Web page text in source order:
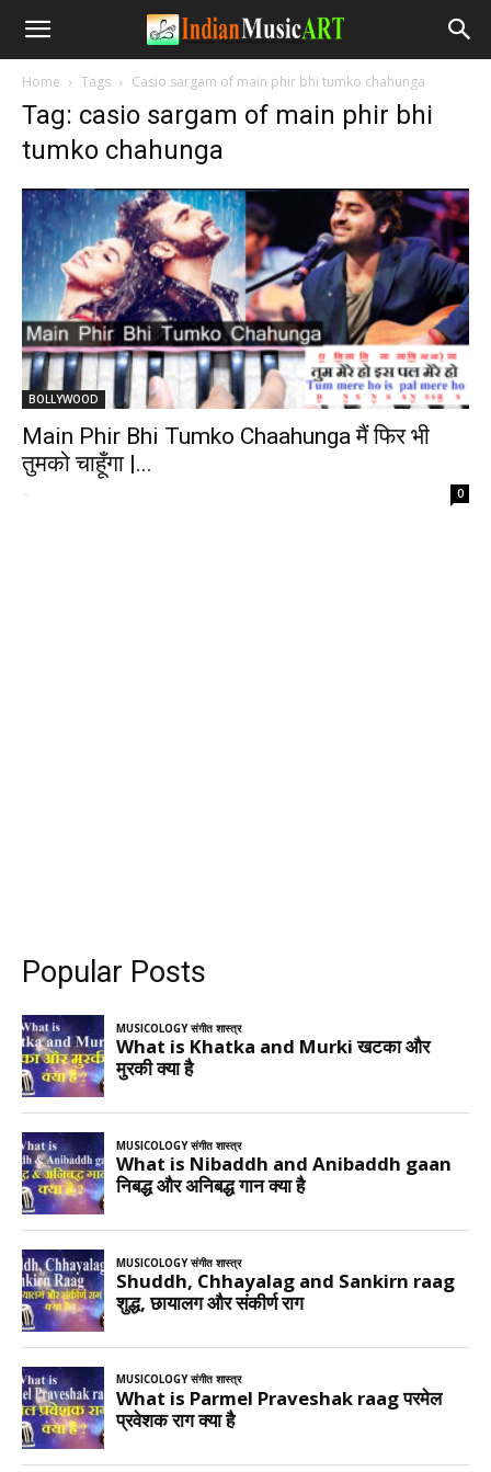
Home Tags Casio sargam of main phir bhi tumko chahunga
Tag: casio sargam of main phir bhi
tumko chahunga
BOLLYWOOD
Main Phir Bhi Tumko Chaahunga मैं फिर भी
तुमको चाहूँगा |...
- 0
Popular Posts